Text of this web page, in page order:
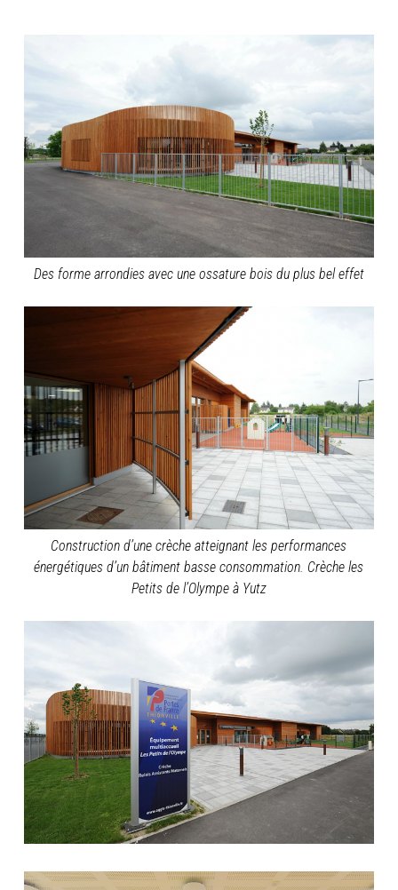
Des forme arrondies avec une ossature bois du plus bel effet
Construction d’une crèche atteignant les performances
énergétiques d’un bâtiment basse consommation. Crèche les
Petits de l’Olympe à Yutz